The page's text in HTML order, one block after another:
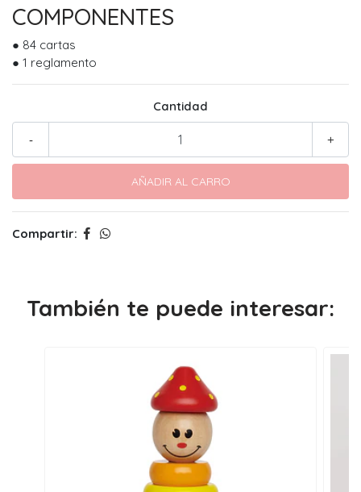
COMPONENTES
● 84 cartas
● 1 reglamento
Cantidad
+
-
Compartir:
También te puede interesar: